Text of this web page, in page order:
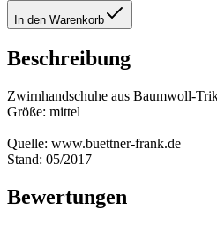
In den Warenkorb
Beschreibung
Zwirnhandschuhe aus Baumwoll-
Größe: mittel
Quelle: www.buettner-frank.de
Stand: 05/2017
Bewertungen